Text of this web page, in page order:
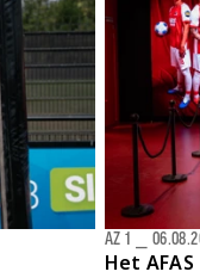
Het
AZ 1